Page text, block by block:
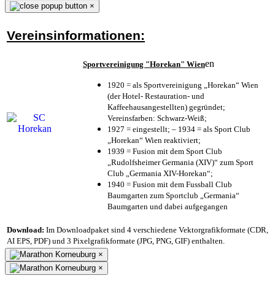
×
Vereinsinformationen:
Sportvereinigung "Horekan" Wienen
1920 = als Sportvereinigung „Horekan“ Wien
(der Hotel- Restauration- und
Kaffeehausangestellten) gegründet;
Vereinsfarben: Schwarz-Weiß;
1927 = eingestellt; – 1934 = als Sport Club
„Horekan“ Wien reaktiviert;
1939 = Fusion mit dem Sport Club
„Rudolfsheimer Germania (XIV)“ zum Sport
Club „Germania XIV-Horekan“;
1940 = Fusion mit dem Fussball Club
Baumgarten zum Sportclub „Germania“
Baumgarten und dabei aufgegangen
Download: Im Downloadpaket sind 4 verschiedene Vektorgrafikformate (CDR,
AI EPS, PDF) und 3 Pixelgrafikformate (JPG, PNG, GIF) enthalten.
×
×